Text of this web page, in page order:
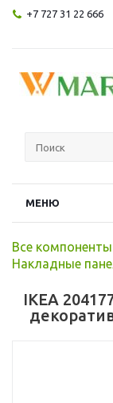
+7 727 31 22 666
МЕНЮ
Все
Накладные
IKEA